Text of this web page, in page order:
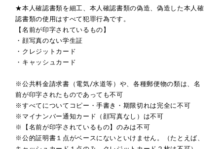
★本人確認書類を細工、本人確認書類の偽造、偽造した本人確
認書類の使用はすべて犯罪行為です。
【名前が印字されているもの】
・顔写真のない学生証
・クレジットカード
・キャッシュカード
※公共料金請求書（電気/水道等）や、各種郵便物の類は、名
前が印字されたものであっても不可
※すべてについてコピー・手書き・期限切れは完全に不可
※マイナンバー通知カード（顔写真なし）は不可
※【名前が印字されているもの】のみは不可
※公的証明書１点がベースにないといけません。（たとえば、